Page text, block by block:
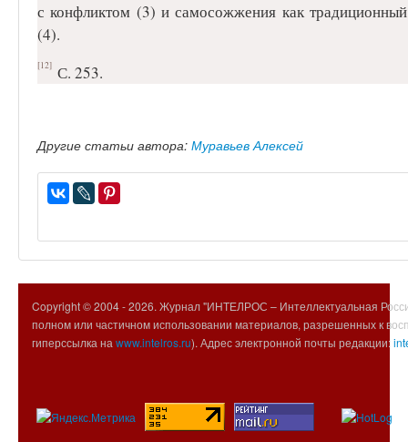
с конфликтом (3) и самосожжения как традиционный
(4).
[12] С. 253.
Другие статьи автора: Муравьев Алексей
Copyright © 2004 -2026. Журнал "ИНТЕЛРОС – Интеллектуальная
полном или частичном использовании материалов, разрешенных к
гиперссылка на www.intelros.ru). Адрес электронной почты редакции: